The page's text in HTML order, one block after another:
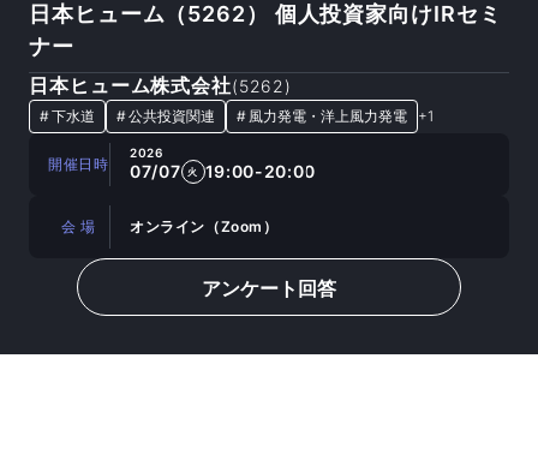
日本ヒューム（5262） 個人投資家向けIRセミ
ナー
日本ヒューム株式会社(5262 )
#下水道 #公共投資関連 # 風力発電・洋上風力発電 +1
開催日時
2026
07/07 火 19:00-20:00
会 場 オンライン（Zoom）
アンケート回答